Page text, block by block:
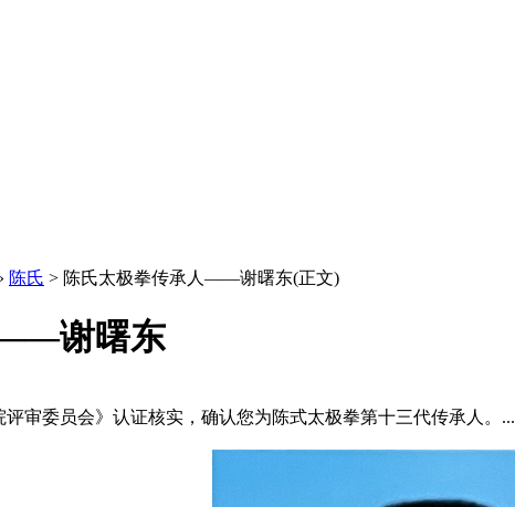
陈氏 > 陈氏太极拳传承人——谢曙东(正文)
——谢曙东
审委员会》认证核实，确认您为陈式太极拳第十三代传承人。...